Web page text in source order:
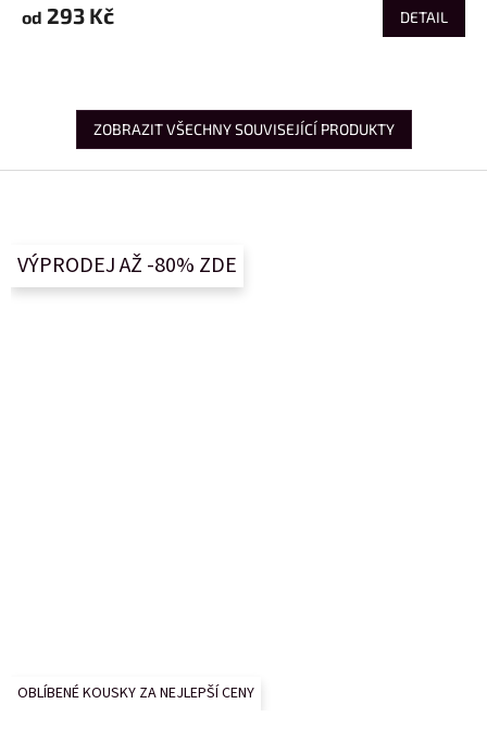
od 293 Kč DETAIL
ZOBRAZIT VŠECHNY SOUVISEJÍCÍ PRODUKTY
VÝPRODEJ AŽ -80% ZDE
OBLÍBENÉ KOUSKY ZA NEJLEPŠÍ CENY